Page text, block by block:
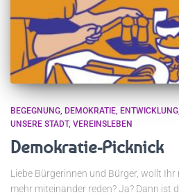
BEGEGNUNG DEMOKRATIE ENTWICKLUNG
UNSERE STADT VEREINSLEBEN
Demokratie-Picknick
Liebe Bürgerinnen und Bürger, wollt
mehr miteinander reden? Ja? Dann ist